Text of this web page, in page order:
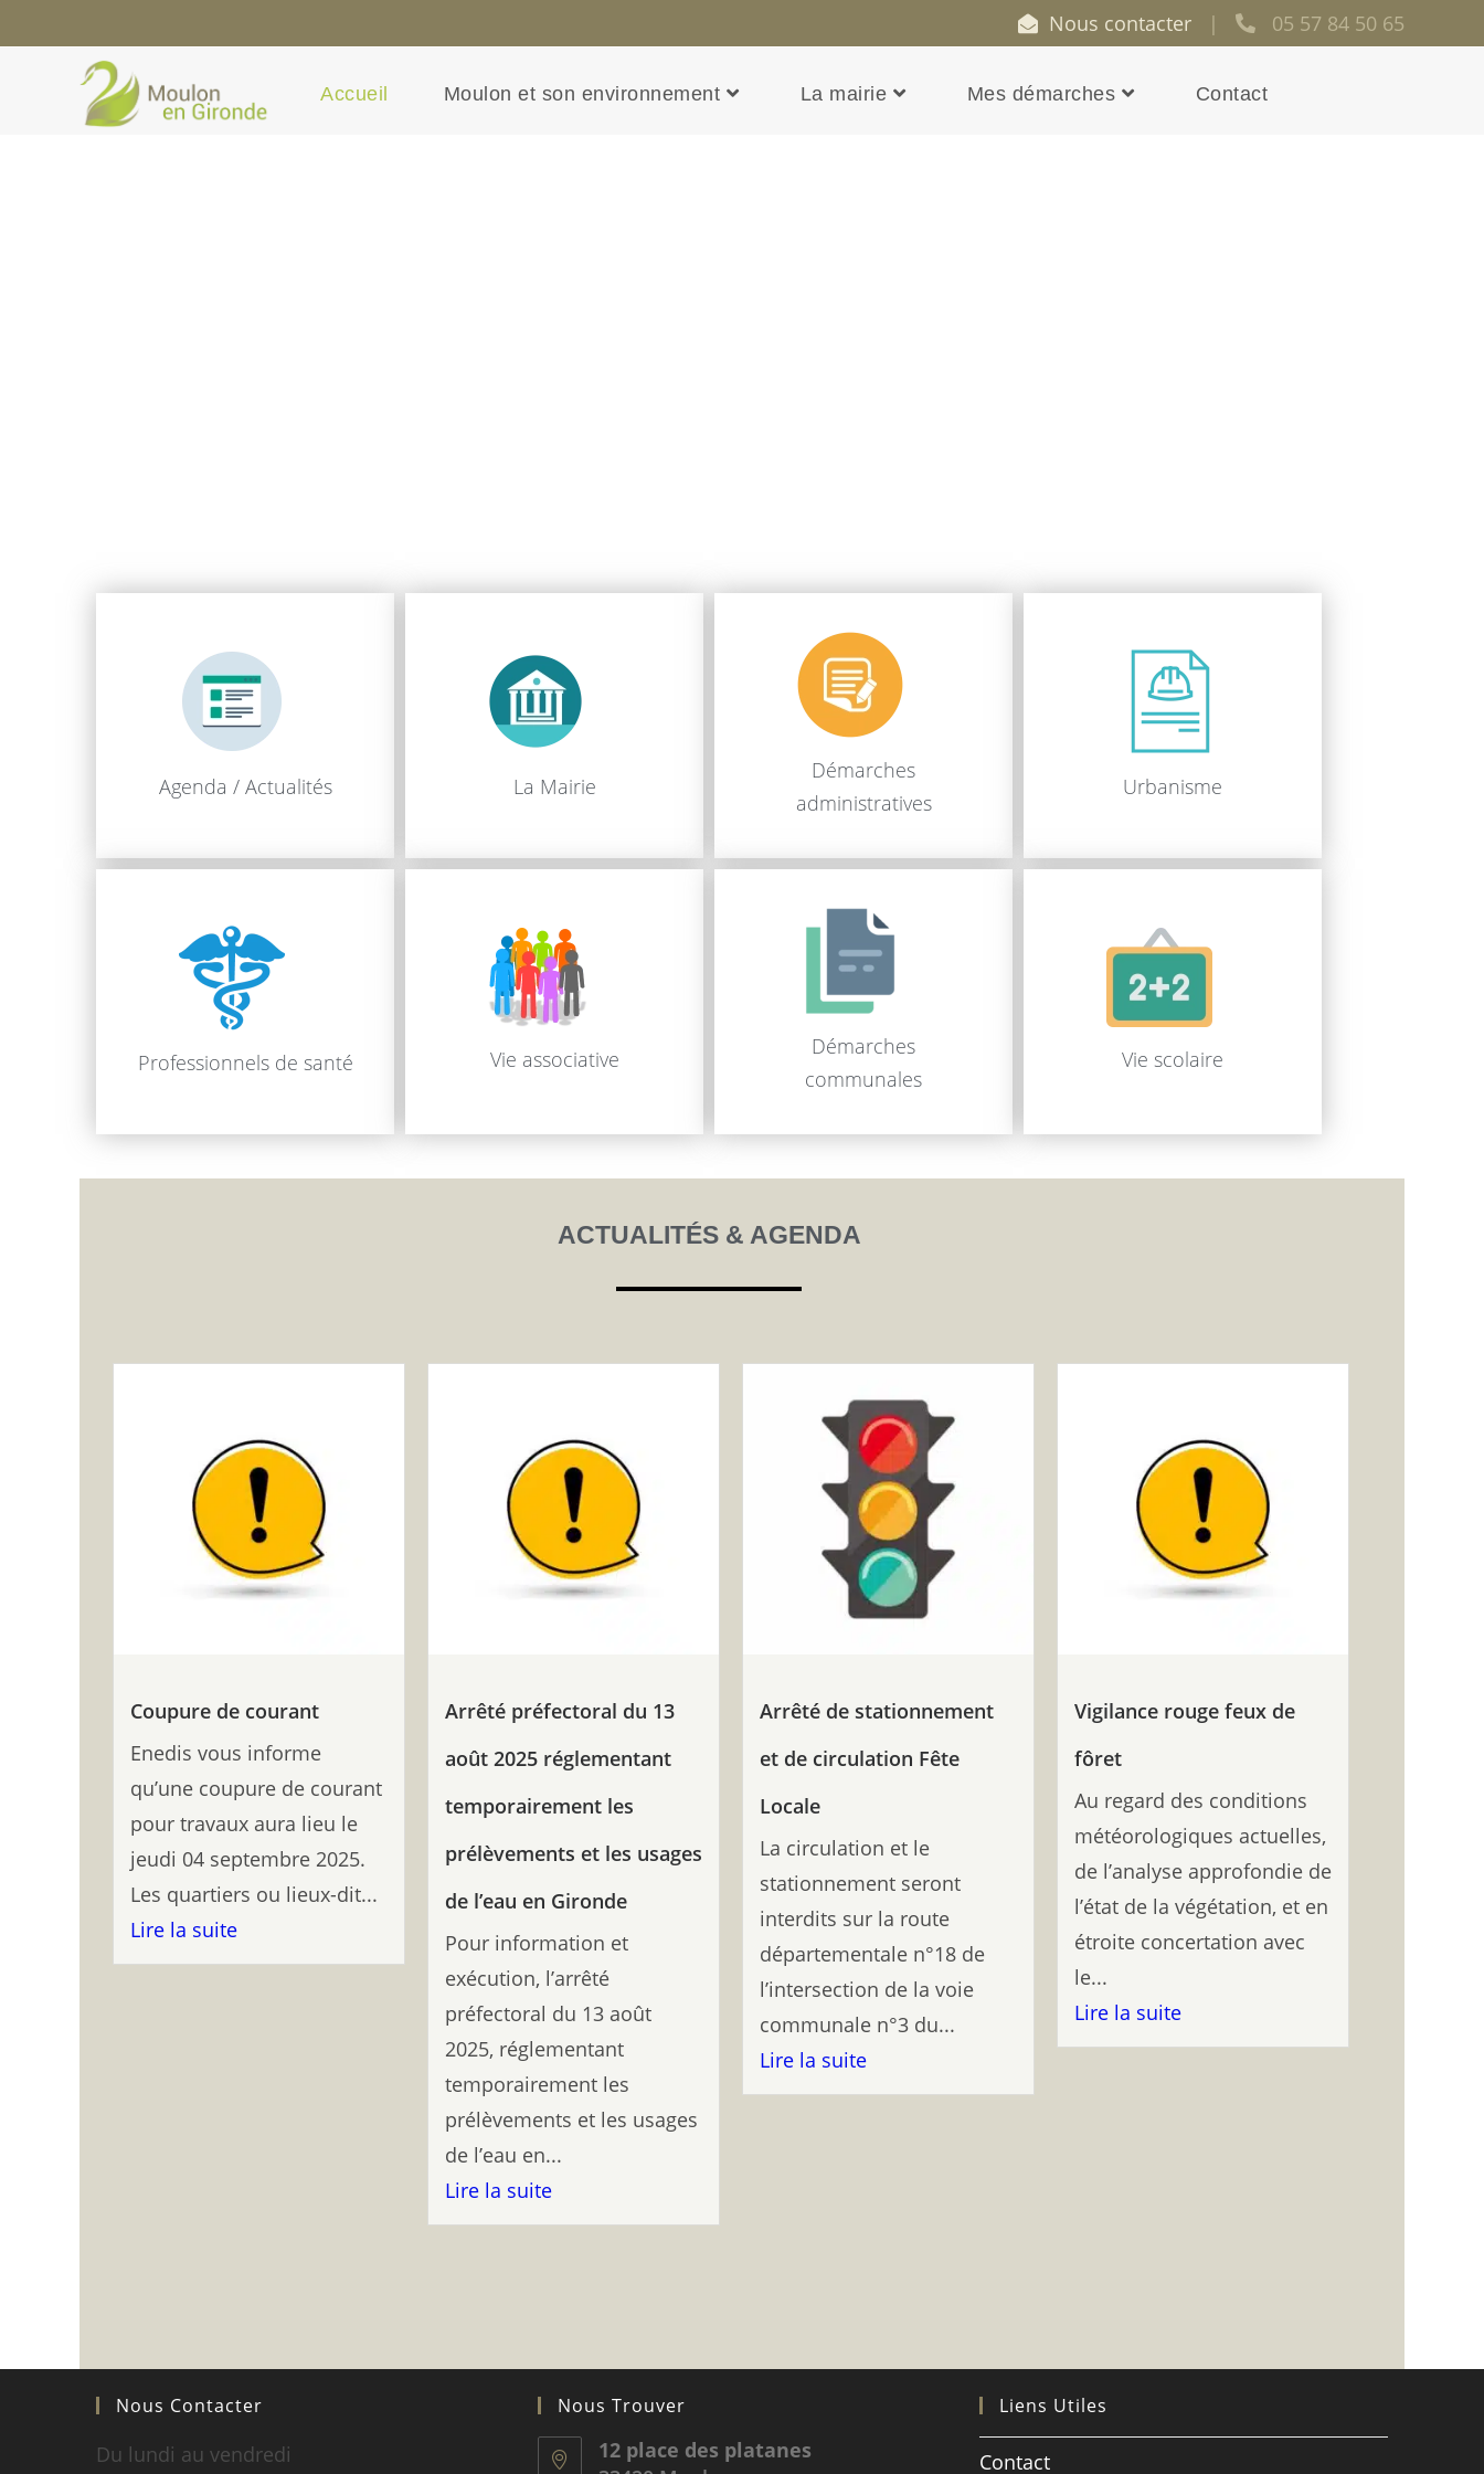
Nous contacter | 05 57 84 50 65
Accueil Moulon et son environnement La mairie Mes démarches Contact
Agenda / Actualités La Mairie
Démarches
administratives
Urbanisme
Professionnels de santé Vie associative
Démarches
communales
Vie scolaire
ACTUALITÉS & AGENDA
Coupure de courant
Enedis vous informe
qu’une coupure de courant
pour travaux aura lieu le
jeudi 04 septembre 2025.
Les quartiers ou lieux-dit...
Lire la suite
Arrêté préfectoral du 13
août 2025 réglementant
temporairement les
prélèvements et les usages
de l’eau en Gironde
Pour information et
exécution, l’arrêté
préfectoral du 13 août
2025, réglementant
temporairement les
prélèvements et les usages
de l’eau en...
Lire la suite
Arrêté de stationnement
et de circulation Fête
Locale
La circulation et le
stationnement seront
interdits sur la route
départementale n°18 de
l’intersection de la voie
communale n°3 du...
Lire la suite
Vigilance rouge feux de
fôret
Au regard des conditions
météorologiques actuelles,
de l’analyse approfondie de
l’état de la végétation, et en
étroite concertation avec
le...
Lire la suite
Nous Contacter
Du lundi au vendredi
Nous Trouver
12 place des platanes
Liens Utiles
Contact